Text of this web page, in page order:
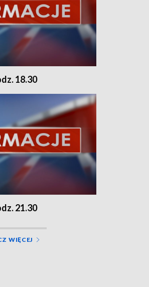
18.30
21.30
WIĘCEJ